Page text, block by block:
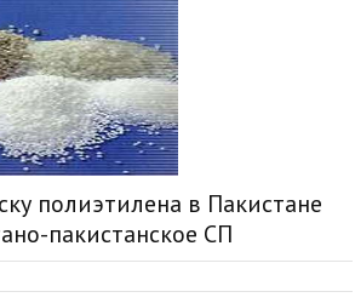
полиэтилена в Пакистане
пакистанское СП